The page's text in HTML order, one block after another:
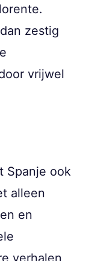
zestig
vrijwel
Spanje ook
alleen
en